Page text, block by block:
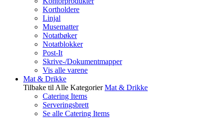
Kortholdere
Linjal
Musematter
Notatbøker
Notatblokker
Post-It
Skrive-/Dokumentmapper
Vis alle varene
Mat & Drikke
Tilbake til Alle Kategorier Mat & Drikke
Catering Items
Serveringsbrett
Se alle Catering Items